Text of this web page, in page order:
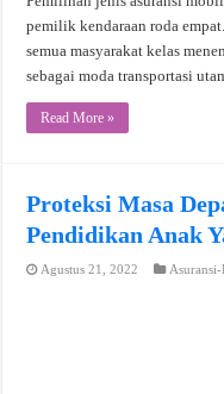
pemilik kendaraan roda
semua masyarakat kelas
sebagai moda transportasi
Read More »
Proteksi Masa
Pendidikan Anak
Agustus 21, 2022